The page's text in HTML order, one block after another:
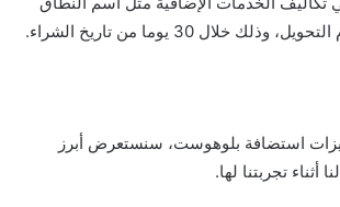
استضافة بلوهوست، سنستعرض أبرز
تجربتنا لها.